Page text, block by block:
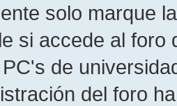
solo marque
si accede al foro
de
del foro